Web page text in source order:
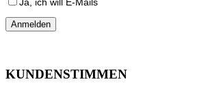
KUNDENSTIMMEN